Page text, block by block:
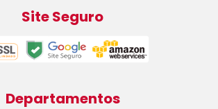
Site Seguro
Departamentos